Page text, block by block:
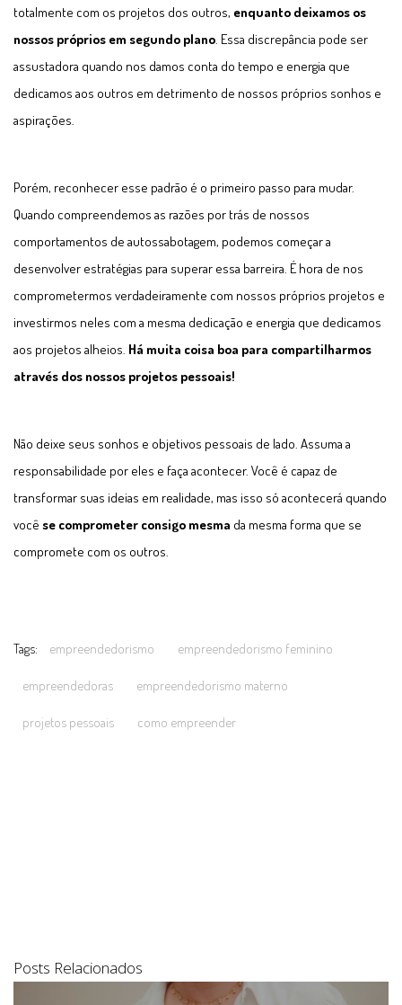
totalmente com os projetos dos outros, enquanto deixamos os
nossos próprios em segundo plano. Essa discrepância pode ser
assustadora quando nos damos conta do tempo e energia que
dedicamos aos outros em detrimento de nossos próprios sonhos e
aspirações.
Porém, reconhecer esse padrão é o primeiro passo para mudar.
Quando compreendemos as razões por trás de nossos
comportamentos de autossabotagem, podemos começar a
desenvolver estratégias para superar essa barreira. É hora de nos
comprometermos verdadeiramente com nossos próprios projetos e
investirmos neles com a mesma dedicação e energia que dedicamos
aos projetos alheios. Há muita coisa boa para compartilharmos
através dos nossos projetos pessoais!
Não deixe seus sonhos e objetivos pessoais de lado. Assuma a
responsabilidade por eles e faça acontecer. Você é capaz de
transformar suas ideias em realidade, mas isso só acontecerá quando
você se comprometer consigo mesma da mesma forma que se
compromete com os outros.
Tags: empreendedorismo empreendedorismo feminino
empreendedoras empreendedorismo materno
projetos pessoais como empreender
Posts Relacionados